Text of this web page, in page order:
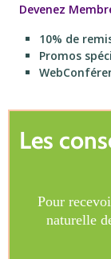
Devenez
10% de
Promos